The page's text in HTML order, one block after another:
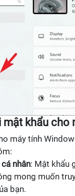
mật khẩu cho
máy tính
nhân: Mật khẩu
mong muốn
bạn.